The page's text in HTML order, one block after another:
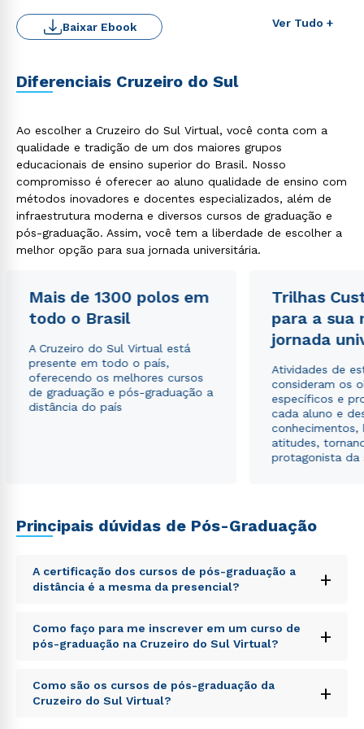
Ver Tudo +
Baixar Ebook
Diferenciais Cruzeiro do Sul
Ao escolher a Cruzeiro do Sul Virtual, você conta com a
qualidade e tradição de um dos maiores grupos
educacionais de ensino superior do Brasil. Nosso
compromisso é oferecer ao aluno qualidade de ensino com
métodos inovadores e docentes especializados, além de
infraestrutura moderna e diversos cursos de graduação e
pós-graduação. Assim, você tem a liberdade de escolher a
melhor opção para sua jornada universitária.
Mais de 1300 polos em
todo o Brasil
A Cruzeiro do Sul Virtual está
presente em todo o país,
oferecendo os melhores cursos
de graduação e pós-graduação a
distância do país
Trilhas
para a sua
jornada
Atividades de
consideram os
específicos e
cada aluno e
conhecimentos,
atitudes,
protagonista da
Principais dúvidas de Pós-Graduação
A certificação dos cursos de pós-graduação a
distância é a mesma da presencial?
+
Sed ut perspiciatis unde omnis iste natus error sit
voluptatem accusantium doloremque laudantium,
totam rem aperiam, eaque ipsa quae ab illo inventore
explicabo. Nemo enim ipsam voluptatem quia
voluptas sit aspernatur aut odit aut fugit, sed quia
Como faço para me inscrever em um curso de
pós-graduação na Cruzeiro do Sul Virtual?
+
Sed ut perspiciatis unde omnis iste natus error sit
voluptatem accusantium doloremque laudantium,
Como são os cursos de pós-graduação da
Cruzeiro do Sul Virtual?
+
Rápido e fácil
WhatsApp
ou
Estou de acordo com a Política de Privacidade.e
autorizo que meus dados sejam utilizados para o
envio de conteúdos da Cruzeiro do Sul.